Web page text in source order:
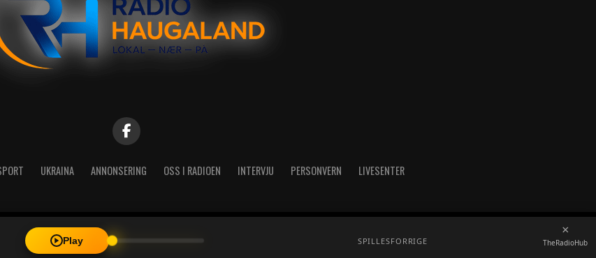
UKRAINA ANNONSERING OSS I RADIOEN INTERVJU PERSONVERN LIVESENTER
Haugaland - Haraldsgata 114, 5527 Haugesund - Mail: post@radioh.no - Telefon: 52717273
Play SPILLESFORRIGE
×
TheRadioHub